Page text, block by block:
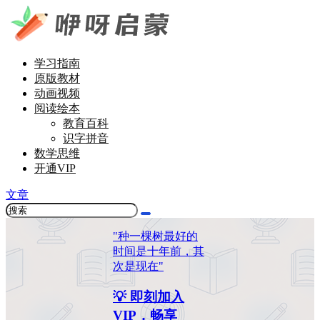
学习指南
原版教材
动画视频
阅读绘本
教育百科
识字拼音
数学思维
开通VIP
文章
"种一棵树最好的
时间是十年前，其
次是现在"
💡 即刻加入
VIP，畅享